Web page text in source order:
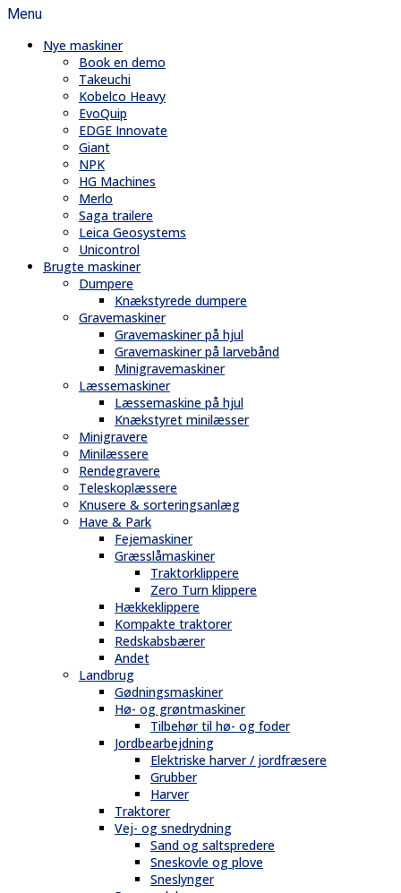
Menu
Nye maskiner
Book en demo
Takeuchi
Kobelco Heavy
EvoQuip
EDGE Innovate
Giant
NPK
HG Machines
Merlo
Saga trailere
Leica Geosystems
Unicontrol
Brugte maskiner
Dumpere
Knækstyrede dumpere
Gravemaskiner
Gravemaskiner på hjul
Gravemaskiner på larvebånd
Minigravemaskiner
Læssemaskiner
Læssemaskine på hjul
Knækstyret minilæsser
Minigravere
Minilæssere
Rendegravere
Teleskoplæssere
Knusere & sorteringsanlæg
Have & Park
Fejemaskiner
Græsslåmaskiner
Traktorklippere
Zero Turn klippere
Hækkeklippere
Kompakte traktorer
Redskabsbærer
Andet
Landbrug
Gødningsmaskiner
Hø- og grøntmaskiner
Tilbehør til hø- og foder
Jordbearbejdning
Elektriske harver / jordfræsere
Grubber
Harver
Traktorer
Vej- og snedrydning
Sand og saltspredere
Sneskovle og plove
Sneslynger